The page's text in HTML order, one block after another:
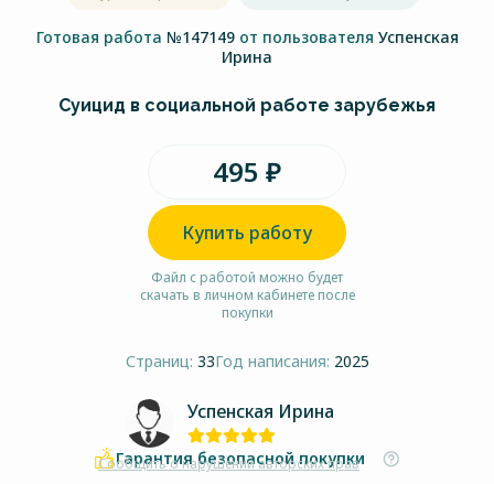
Готовая работа №147149 от пользователя Успенская
Ирина
Суицид в социальной работе зарубежья
495 ₽
Купить работу
Файл с работой можно будет
скачать в личном кабинете после
покупки
Страниц: 33Год написания: 2025
Успенская Ирина
Сообщить о нарушении авторских прав
Гарантия безопасной покупки